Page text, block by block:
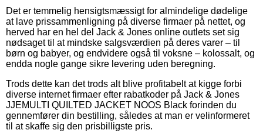
Det er temmelig hensigtsmæssigt for almindelige dødelige
at lave prissammenligning på diverse firmaer på nettet, og
herved har en hel del Jack & Jones online outlets set sig
nødsaget til at mindske salgsværdien på deres varer – til
børn og babyer, og endvidere også til voksne – kolossalt, og
endda nogle gange sikre levering uden beregning.
Trods dette kan det trods alt blive profitabelt at kigge forbi
diverse internet firmaer efter rabatkoder på Jack & Jones
JJEMULTI QUILTED JACKET NOOS Black forinden du
gennemfører din bestilling, således at man er velinformeret
til at skaffe sig den prisbilligste pris.